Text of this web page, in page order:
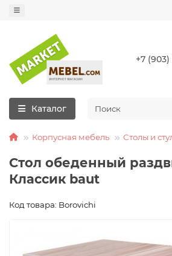
+7
Каталог
Корпусная мебель Столы и
Стол обеденный
Классик baut
Код товара: Borovichi